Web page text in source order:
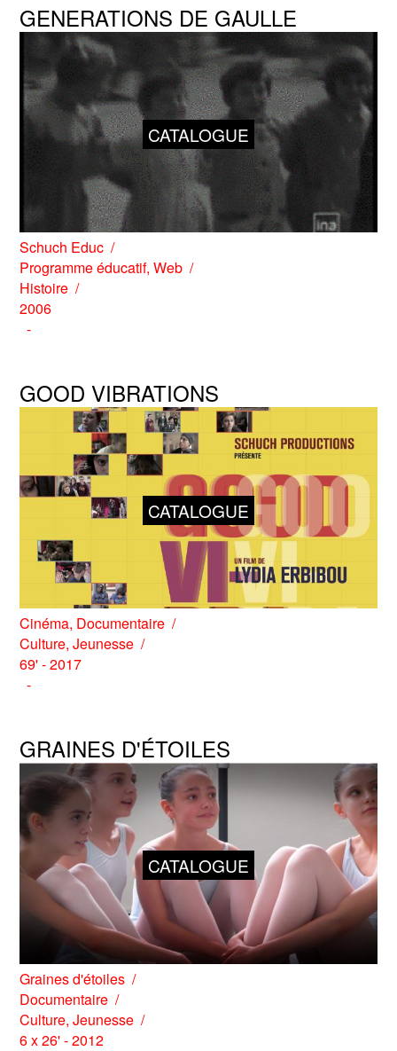
GENERATIONS DE GAULLE
CATALOGUE
Schuch Educ
Programme éducatif,Web
Histoire
2006
GOOD VIBRATIONS
CATALOGUE
Cinéma, Documentaire
Culture,Jeunesse
69' - 2017
GRAINES D'ÉTOILES
CATALOGUE
Graines d'étoiles
Documentaire
Culture,Jeunesse
6 x 26' - 2012